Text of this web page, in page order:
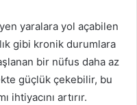
yaralara yol açabilen
gibi kronik durumlara
bir nüfus daha az
güçlük çekebilir, bu
ihtiyacını artırır.